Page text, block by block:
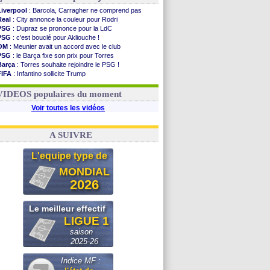
: Barcola, Carragher ne comprend pas
: City annonce la couleur pour Rodri
: Dupraz se prononce pour la LdC
: c'est bouclé pour Akliouche !
: Meunier avait un accord avec le club
: le Barça fixe son prix pour Torres
: Torres souhaite rejoindre le PSG !
: Infantino sollicite Trump
: le démenti de Leipzig pour Diomandé
populaires du moment
Voir toutes les vidéos
A SUIVRE
L'equipe type de
MONDIAL
2026
Le meilleur effectif
LIGUE 1
saison
2025-26
Indice MF :